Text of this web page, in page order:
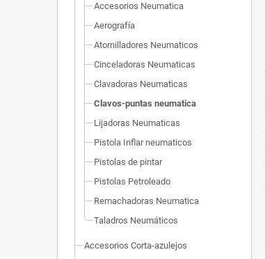
Accesorios Neumatica
Aerografía
Atornilladores Neumaticos
Cinceladoras Neumaticas
Clavadoras Neumaticas
Clavos-puntas neumatica
Lijadoras Neumaticas
Pistola Inflar neumaticos
Pistolas de pintar
Pistolas Petroleado
Remachadoras Neumatica
Taladros Neumáticos
Accesorios Corta-azulejos